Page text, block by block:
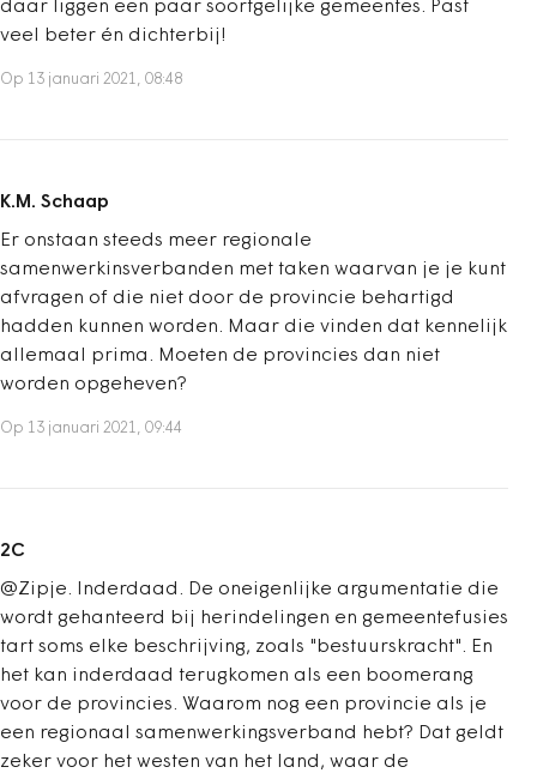
daar liggen een paar soortgelijke gemeentes. Past
veel beter én dichterbij!
Op 13 januari 2021, 08:48
K.M. Schaap
Er onstaan steeds meer regionale
samenwerkinsverbanden met taken waarvan je je kunt
afvragen of die niet door de provincie behartigd
hadden kunnen worden. Maar die vinden dat kennelijk
allemaal prima. Moeten de provincies dan niet
worden opgeheven?
Op 13 januari 2021, 09:44
2C
@Zipje. Inderdaad. De oneigenlijke argumentatie die
wordt gehanteerd bij herindelingen en gemeentefusies
tart soms elke beschrijving, zoals "bestuurskracht". En
het kan inderdaad terugkomen als een boomerang
voor de provincies. Waarom nog een provincie als je
een regionaal samenwerkingsverband hebt? Dat geldt
zeker voor het westen van het land, waar de